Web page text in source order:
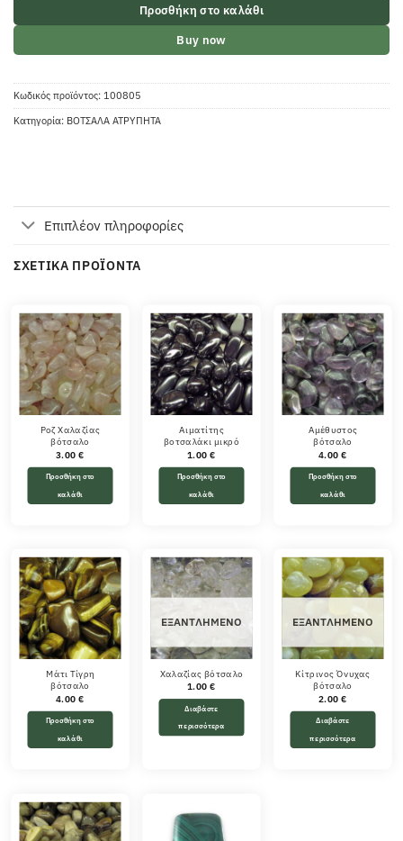
Προσθήκη στο καλάθι
Buy now
Κωδικός προϊόντος: 100805
Κατηγορία: ΒΟΤΣΑΛΑ ΑΤΡΥΠΗΤΑ
Επιπλέον πληροφορίες
ΣΧΕΤΙΚΆ ΠΡΟΪΌΝΤΑ
Ροζ Χαλαζίας
βότσαλο
3.00 €
Προσθήκη στο
καλάθι
Αιματίτης
βοτσαλάκι μικρό
1.00 €
Προσθήκη στο
καλάθι
Αμέθυστος
βότσαλο
4.00 €
Προσθήκη στο
καλάθι
Μάτι Τίγρη
βότσαλο
4.00 €
Προσθήκη στο
καλάθι
ΕΞΑΝΤΛΗΜΈΝΟ
Χαλαζίας βότσαλο
1.00 €
Διαβάστε
περισσότερα
ΕΞΑΝΤΛΗΜΈΝΟ
Κίτρινος Όνυχας
βότσαλο
2.00 €
Διαβάστε
περισσότερα